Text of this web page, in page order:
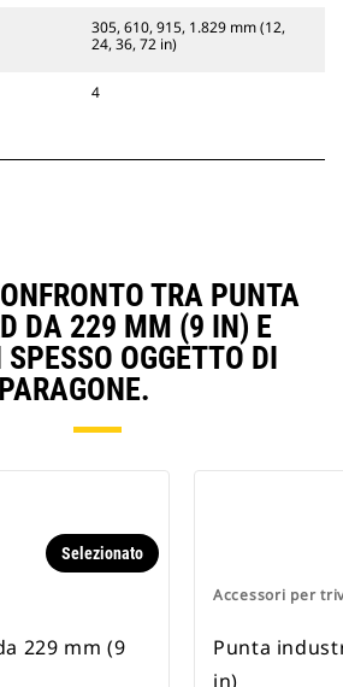
305, 610, 915, 1.829 mm (12,
24, 36, 72 in)
4
TRA PUNTA
DA 229 MM (9 IN) E
OGGETTO DI
PARAGONE.
Selezionato
229 mm (9
Accessori per
Punta
in)